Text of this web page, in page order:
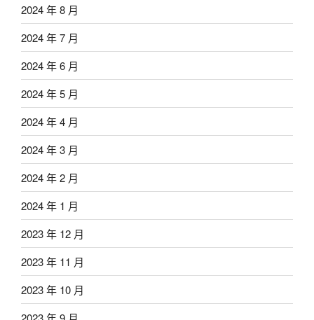
2024 年 8 月
2024 年 7 月
2024 年 6 月
2024 年 5 月
2024 年 4 月
2024 年 3 月
2024 年 2 月
2024 年 1 月
2023 年 12 月
2023 年 11 月
2023 年 10 月